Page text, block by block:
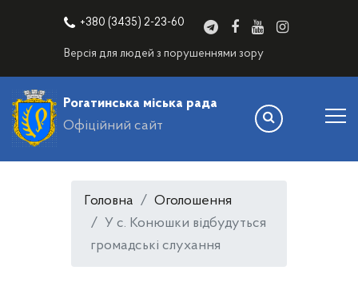
+380 (3435) 2-23-60
Версія для людей з порушеннями зору
Рогатинська міська рада
Офіційний сайт
Головна
Оголошення
У с. Конюшки відбудуться
громадські слухання